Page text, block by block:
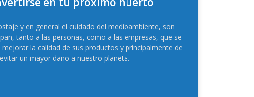
y en general el cuidado del medioambiente, son
tanto a las personas, como a las empresas, que se
la calidad de sus productos y principalmente de
un mayor daño a nuestro planeta.